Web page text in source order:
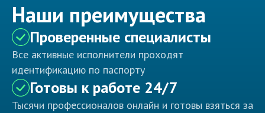
Наши преимущества
Проверенные специалисты
Все активные исполнители проходят
идентификацию по паспорту
Готовы к работе 24/7
Тысячи профессионалов онлайн и готовы взяться за